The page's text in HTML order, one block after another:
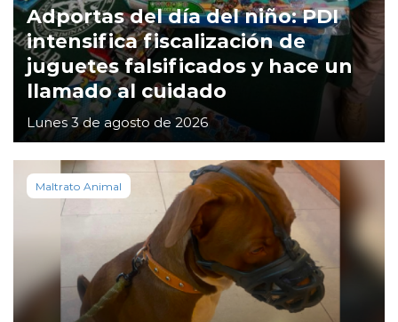
Adportas del día del niño: PDI
intensifica fiscalización de
juguetes falsificados y hace un
llamado al cuidado
Lunes 3 de agosto de 2026
Maltrato Animal